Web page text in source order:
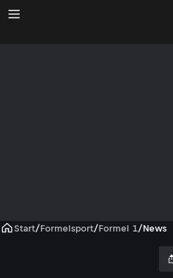
Start/Formelsport/Formel 1/News